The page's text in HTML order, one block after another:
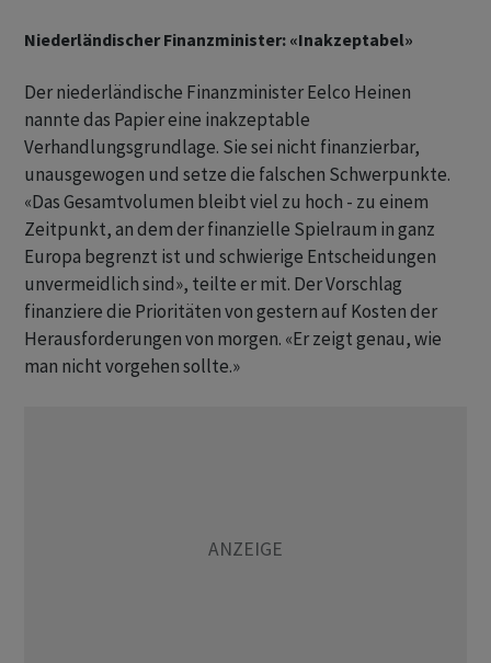
Niederländischer Finanzminister: «Inakzeptabel»
Der niederländische Finanzminister Eelco Heinen
nannte das Papier eine inakzeptable
Verhandlungsgrundlage. Sie sei nicht finanzierbar,
unausgewogen und setze die falschen Schwerpunkte.
«Das Gesamtvolumen bleibt viel zu hoch - zu einem
Zeitpunkt, an dem der finanzielle Spielraum in ganz
Europa begrenzt ist und schwierige Entscheidungen
unvermeidlich sind», teilte er mit. Der Vorschlag
finanziere die Prioritäten von gestern auf Kosten der
Herausforderungen von morgen. «Er zeigt genau, wie
man nicht vorgehen sollte.»